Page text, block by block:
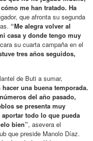
me han tratado. Ha
que afronta su segunda
“Me alegra volver al
casa y donde tengo muy
su cuarta campaña en el
tres años seguidos,
de Buti a sumar,
hacer una buena temporada.
del año pasado,
se presenta muy
todo lo que pueda
bien”, asevera el
que preside Manolo Díaz.